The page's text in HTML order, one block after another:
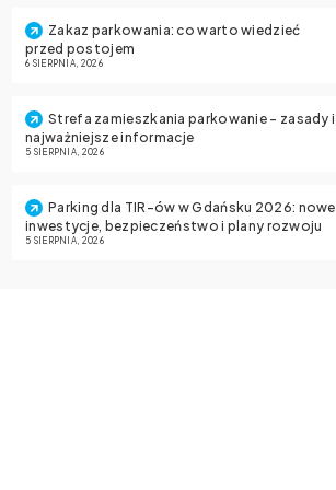
Zakaz parkowania: co warto wiedzieć
przed postojem
6 SIERPNIA, 2026
Strefa zamieszkania parkowanie – zasady i
najważniejsze informacje
5 SIERPNIA, 2026
Parking dla TIR-ów w Gdańsku 2026: nowe
inwestycje, bezpieczeństwo i plany rozwoju
5 SIERPNIA, 2026